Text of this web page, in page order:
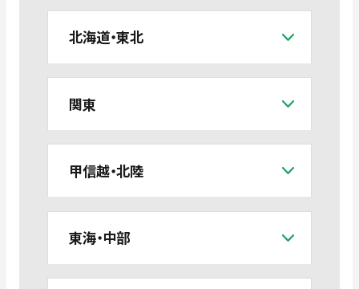
北海道・東北
関東
甲信越・北陸
東海・中部